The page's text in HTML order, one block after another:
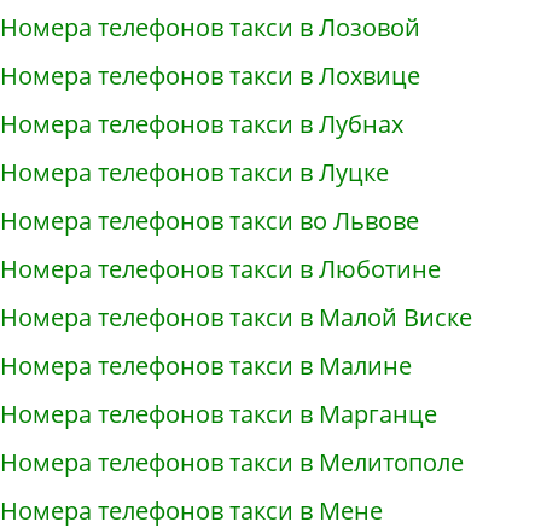
Номера телефонов такси в Лозовой
Номера телефонов такси в Лохвице
Номера телефонов такси в Лубнах
Номера телефонов такси в Луцке
Номера телефонов такси во Львове
Номера телефонов такси в Люботине
Номера телефонов такси в Малой Виске
Номера телефонов такси в Малине
Номера телефонов такси в Марганце
Номера телефонов такси в Мелитополе
Номера телефонов такси в Мене